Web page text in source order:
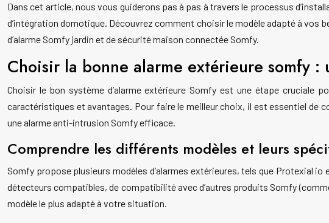
Dans cet article, nous vous guiderons pas à pas à travers le processus
d’intégration domotique. Découvrez comment choisir le modèle adapté à
d’alarme Somfy jardin et de sécurité maison connectée Somfy.
Choisir la bonne alarme extérieure somfy :
Choisir le bon système d’alarme extérieure Somfy est une étape cruciale
caractéristiques et avantages. Pour faire le meilleur choix, il est essentiel de
une alarme anti-intrusion Somfy efficace.
Comprendre les différents modèles et leurs
Somfy propose plusieurs modèles d’alarmes extérieures, tels que Protexial
détecteurs compatibles, de compatibilité avec d’autres produits Somfy
modèle le plus adapté à votre situation.